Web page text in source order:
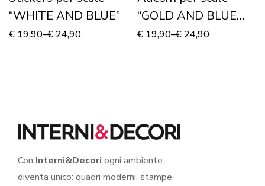
“WHITE AND BLUE”
€ 19,90–€ 24,90
“GOLD AND BLUE
STAIRS”
€ 19,90–€ 24,90
Con Interni&Decori ogni ambiente
diventa unico: quadri moderni, stampe